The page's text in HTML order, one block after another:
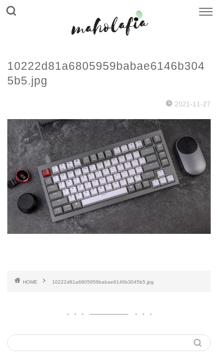
10222d81a6805959babae6146b304
5b5.jpg
2021-11-27
HOME 10222d81a6805959babae6146b3045b5.jpg